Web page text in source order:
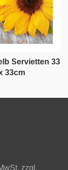
Servietten 33
33cm
zzgl.